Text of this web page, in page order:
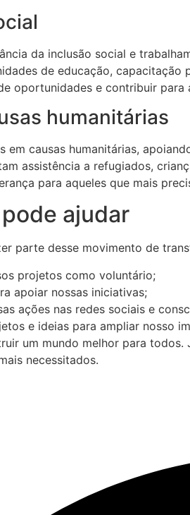
da inclusão social e
de educação, capacitação
oportunidades e contribuir para
humanitárias
em causas humanitárias,
assistência a refugiados,
para aqueles que mais
ajudar
parte desse movimento de
projetos como voluntário;
apoiar nossas iniciativas;
ações nas redes sociais e
e ideias para ampliar nosso
um mundo melhor para
necessitados.